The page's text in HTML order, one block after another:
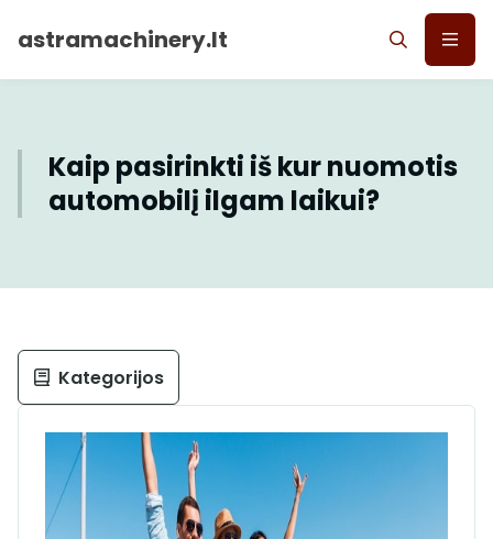
astramachinery.lt
Kaip pasirinkti iš kur nuomotis
automobilį ilgam laikui?
Kategorijos